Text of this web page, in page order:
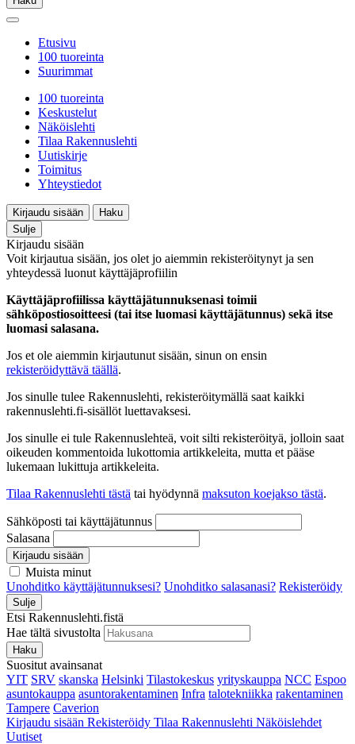
Etusivu
100 tuoreinta
Suurimmat
100 tuoreinta
Keskustelut
Näköislehti
Tilaa Rakennuslehti
Uutiskirje
Toimitus
Yhteystiedot
Kirjaudu sisään
Haku
Sulje
Kirjaudu sisään
Voit kirjautua sisään, jos olet jo aiemmin rekisteröitynyt ja sen
yhteydessä luonut käyttäjäprofiilin
Käyttäjäprofiilissa käyttäjätunnuksenasi toimii
sähköpostiosoitteesi (tai itse luomasi käyttäjätunnus) sekä itse
luomasi salasana.
Jos et ole aiemmin kirjautunut sisään, sinun on ensin
rekisteröidyttävä täällä.
Jos sinulle tulee Rakennuslehti, rekisteröitymällä saat kaikki
rakennuslehti.fi-sisällöt luettavaksesi.
Jos sinulle ei tule Rakennuslehteä, voit silti rekisteröityä, jolloin saat
oikeuden kommentoida lukottomia artikkeleita, mutta et pääse
lukemaan lukittuja artikkeleita.
Tilaa Rakennuslehti tästä tai hyödynnä maksuton koejakso tästä.
Sähköposti tai käyttäjätunnus
Salasana
Kirjaudu sisään
Muista minut
Unohditko käyttäjätunnuksesi? Unohditko salasanasi? Rekisteröidy
Sulje
Etsi Rakennuslehti.fistä
Hae tältä sivustolta
Haku
Suositut avainsanat
YIT SRV skanska Helsinki Tilastokeskus yrityskauppa NCC Espoo
asuntokauppa asuntorakentaminen Infra talotekniikka rakentaminen
Tampere Caverion
Kirjaudu sisään Rekisteröidy Tilaa Rakennuslehti Näköislehdet
Uutiset